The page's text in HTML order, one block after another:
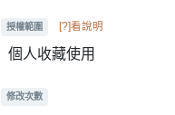
授權範圍 [?]看說明
個人收藏使用
修改次數